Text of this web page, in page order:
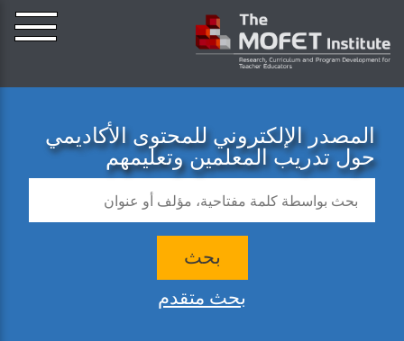
المصدر الإلكتروني للمحتوى الأكاديمي
حول تدريب المعلمين وتعليمهم
بحث
بحث متقدم